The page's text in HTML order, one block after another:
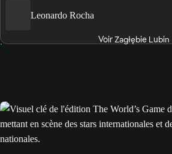
Leonardo Rocha
Voir Zagłębie Lubin